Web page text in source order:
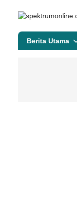
Berita Utama